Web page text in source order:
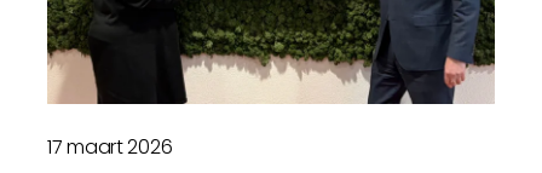
17 maart 2026